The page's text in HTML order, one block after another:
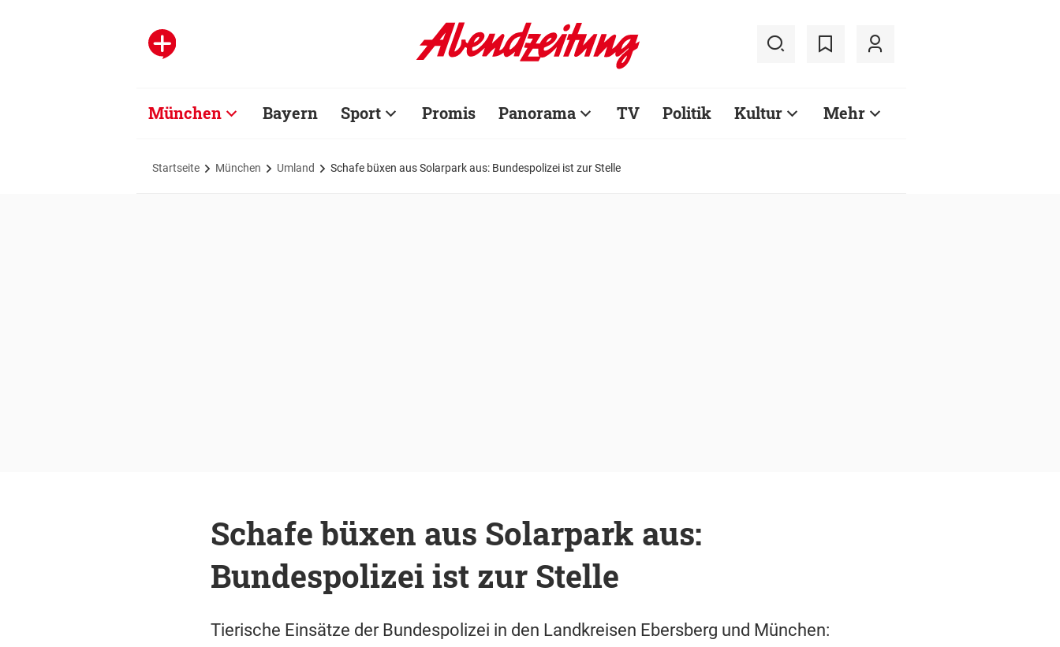
München Bayern Sport Promis Panorama TV Politik Kultur Mehr
Startseite München Umland Schafe büxen aus Solarpark aus: Bundespolizei ist zur Stelle
Schafe büxen aus Solarpark aus:
Bundespolizei ist zur Stelle
Tierische Einsätze der Bundespolizei in den Landkreisen Ebersberg und München: